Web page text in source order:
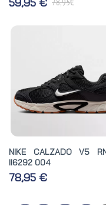
NIKE CALZADO V5
II6292 004
78,95 €